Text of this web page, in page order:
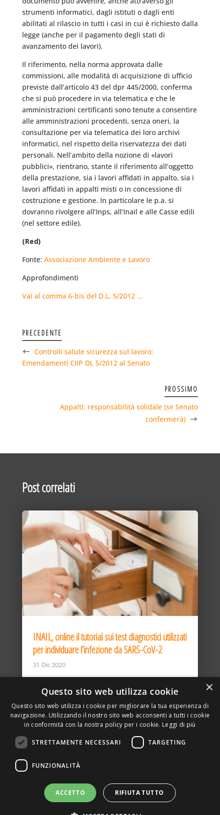
strumenti informatici, dagli istituti o dagli enti
abilitati al rilascio in tutti i casi in cui è richiesto dalla
legge (anche per il pagamento degli stati di
avanzamento dei lavori).
Il riferimento, nella norma approvata dalle
commissioni, alle modalità di acquisizione di ufficio
previste dall’articolo 43 del dpr 445/2000, conferma
che si può procedere in via telematica e che le
amministrazioni certificanti sono tenute a consentire
alle amministrazioni procedenti, senza oneri, la
consultazione per via telematica dei loro archivi
informatici, nel rispetto della riservatezza dei dati
personali. Nell’ambito della nozione di «lavori
pubblici», rientrano, stante il riferimento all’oggetto
della prestazione, sia i lavori affidati in appalto, sia i
lavori affidati in appalti misti o in concessione di
costruzione e gestione. In particolare le p.a. si
dovranno rivolgere all’Inps, all’Inail e alle Casse edili
(nel settore edile).
(Red)
Fonte: Associazione Ambiente e Lavoro
Approfondimenti
Vai al comma 6-bis del D.L. 5/2012 …
PRECEDENTE
Controlli salute sicurezza sul lavoro:
Emendamenti CIIP DL 5/2012 al Senato
PROSSIMO
Appalti: responsabilità solidale (se Senato
confermerà)
Post correlati
INAIL, online il tutorial sui test diagnostici utilizzati
per individuare l’infezione da SARS-CoV-2
31 Dic 2020
DELLA TORRE, 15 – 20127 – MILANO – P. IVA
SITO REALIZZATO DA GRAFICAEFOTO WEB AGENCY –
PARTNER SINTEL
×
Questo sito web utilizza cookie
Questo sito web utilizza i cookie per migliorare la tua esperienza di
navigazione. Utilizzando il nostro sito web acconsenti a tutti i cookie
in conformità con la nostra policy per i cookie. Leggi di più
STRETTAMENTE NECESSARI TARGETING
FUNZIONALITÀ
ACCETTO RIFIUTA TUTTO